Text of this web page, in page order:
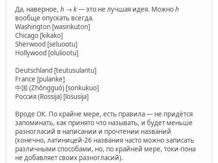
Да, наверное, h → k— это не лучшая идея. Можноh
вообще опускать всегда.
Washington [wasinkuton]
Chicago [kikako]
Sherwood [seluootu]
Hollywood [oluliootu]
Deutschland [teutusulantu]
France [pulanke]
中国 (Zhōngguó) [sonkukuo]
Россия (Rossija) [losusija]
Вроде ОК. По крайне мере, есть правила — не придётся
запоминать, как принято что называть, и будет меньше
разногласий в написании и прочтении названий
(конечно, латиницей-26 названия часто можно записать
различными способами, но, по крайней мере, токи-пона
не добавляет своих разногласий).